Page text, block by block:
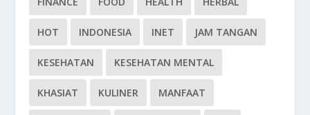
HOT INDONESIA INET JAM TANGAN
KESEHATAN KESEHATAN MENTAL
KHASIAT KULINER MANFAAT